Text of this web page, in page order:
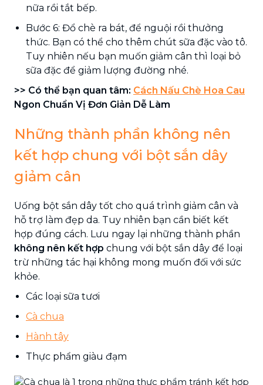
nữa rồi tắt bếp.
Bước 6: Đổ chè ra bát, để nguội rồi thưởng
thức. Bạn có thể cho thêm chút sữa đặc vào tô.
Tuy nhiên nếu bạn muốn giảm cân thì loại bỏ
sữa đặc để giảm lượng đường nhé.
>> Có thể bạn quan tâm: Cách Nấu Chè Hoa Cau
Ngon Chuẩn Vị Đơn Giản Dễ Làm
Những thành phần không nên
kết hợp chung với bột sắn dây
giảm cân
Uống bột sắn dây tốt cho quá trình giảm cân và
hỗ trợ làm đẹp da. Tuy nhiên bạn cần biết kết
hợp đúng cách. Lưu ngay lại những thành phần
không nên kết hợp chung với bột sắn dây để loại
trừ những tác hại không mong muốn đối với sức
khỏe.
Các loại sữa tươi
Cà chua
Hành tây
Thực phẩm giàu đạm